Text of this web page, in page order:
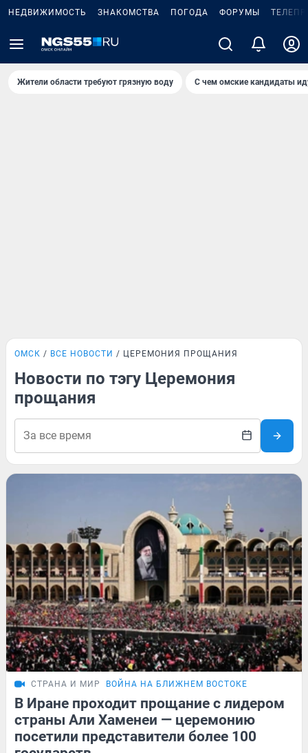
НЕДВИЖИМОСТЬ ЗНАКОМСТВА ПОГОДА ФОРУМЫ
Жители области требуют грязную воду С чем омские кандидаты
ОМСК ВСЕ НОВОСТИ ЦЕРЕМОНИЯ ПРОЩАНИЯ
Новости по тэгу Церемония
прощания
СТРАНА И МИР ВОЙНА НА БЛИЖНЕМ ВОСТОКЕ
В Иране проходит прощание с лидером
страны Али Хаменеи — церемонию
посетили представители более 100